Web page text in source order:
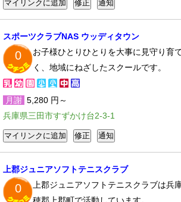
スポーツクラブNAS ウッディタウン
0
お子様ひとりひとりを大事に見守り育
く、地域にねざしたスクールです。
月謝 5,280 円～
兵庫県三田市すずかけ台2-3-1
上郡ジュニアソフトテニスクラブ
0
上郡ジュニアソフトテニスクラブは兵